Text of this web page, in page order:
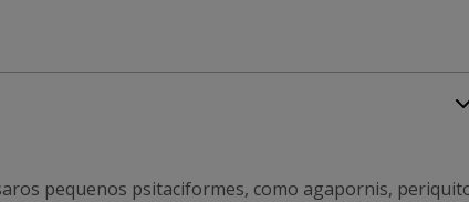
pequenos psitaciformes, como agapornis,